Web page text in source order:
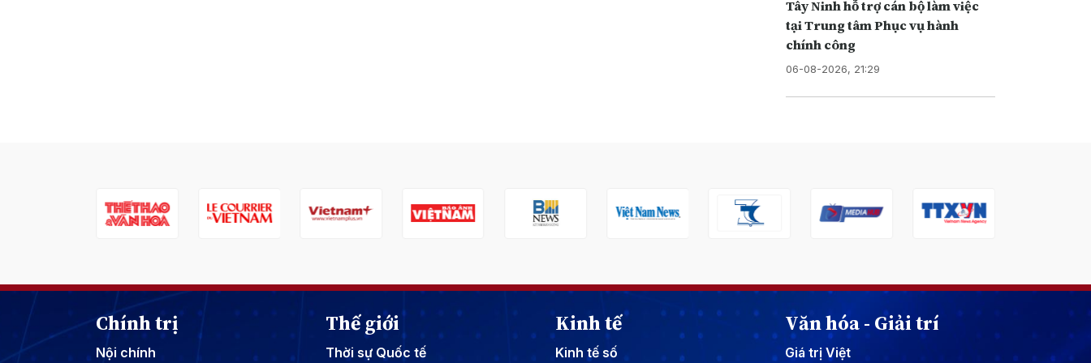
Tây Ninh hỗ trợ cán bộ làm việc
tại Trung tâm Phục vụ hành
chính công
06-08-2026, 21:29
Chính trị
Nội chính
Thế giới
Thời sự Quốc tế
Kinh tế
Kinh tế số
Văn hóa - Giải trí
Giá trị Việt